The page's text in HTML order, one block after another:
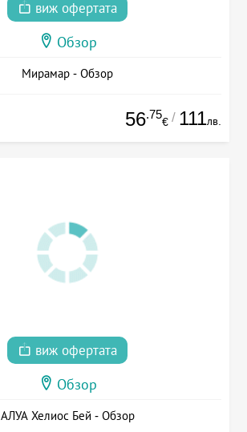
виж офертата
Обзор
Мирамар - Обзор
56.75
€ / 111лв.
виж офертата
Обзор
АЛУА Хелиос Бей - Обзор